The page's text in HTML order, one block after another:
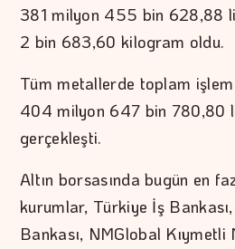
381 milyon 455 bin 628,88
2 bin 683,60 kilogram oldu.
Tüm metallerde toplam
404 milyon 647 bin 780,80
gerçekleşti.
Altın borsasında bugün en
kurumlar, Türkiye İş
Bankası, NMGlobal Kıymetli